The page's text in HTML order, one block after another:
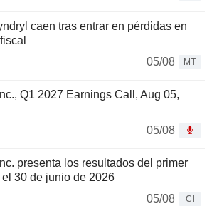
caen tras entrar en pérdidas en
05/08
MT
Q1 2027 Earnings Call, Aug 05,
05/08
presenta los resultados del primer
30 de junio de 2026
05/08
CI